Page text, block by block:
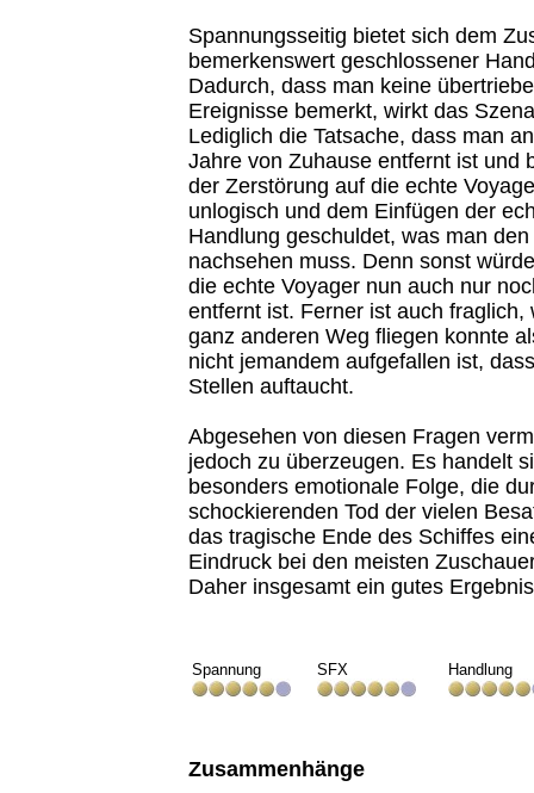
Spannungsseitig bietet sich dem
bemerkenswert geschlossener
Dadurch, dass man keine
Ereignisse bemerkt, wirkt das
Lediglich die Tatsache, dass man
Jahre von Zuhause entfernt ist und
der Zerstörung auf die echte
unlogisch und dem Einfügen der
Handlung geschuldet, was man
nachsehen muss. Denn sonst
die echte Voyager nun auch nur
entfernt ist. Ferner ist auch fraglich,
ganz anderen Weg fliegen konnte
nicht jemandem aufgefallen ist,
Stellen auftaucht.
Abgesehen von diesen Fragen
jedoch zu überzeugen. Es handelt
besonders emotionale Folge, die
schockierenden Tod der vielen
das tragische Ende des Schiffes
Eindruck bei den meisten
Daher insgesamt ein gutes
Spannung SFX Handlung
Zusammenhänge